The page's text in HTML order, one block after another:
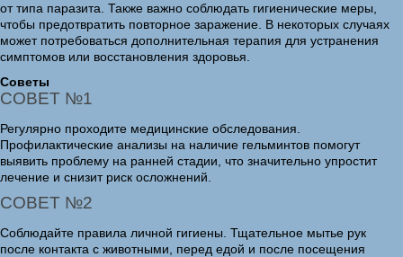
от типа паразита. Также важно соблюдать гигиенические меры,
чтобы предотвратить повторное заражение. В некоторых случаях
может потребоваться дополнительная терапия для устранения
симптомов или восстановления здоровья.
Советы
СОВЕТ №1
Регулярно проходите медицинские обследования.
Профилактические анализы на наличие гельминтов помогут
выявить проблему на ранней стадии, что значительно упростит
лечение и снизит риск осложнений.
СОВЕТ №2
Соблюдайте правила личной гигиены. Тщательное мытье рук
после контакта с животными, перед едой и после посещения